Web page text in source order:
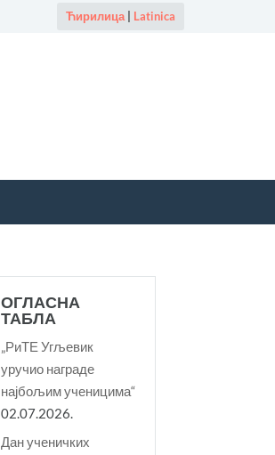
Ћирилица| Latinica
ОГЛАСНА
ТАБЛА
„РиТЕ Угљевик
уручио награде
најбољим ученицима“
02.07.2026.
Дан ученичких